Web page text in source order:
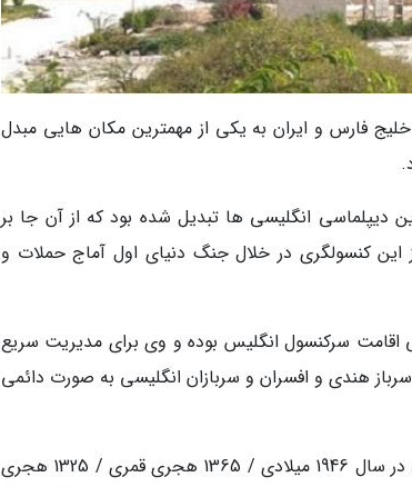
فارس و ایران به یکی از مهمترین مکان هایی مبدل
دیپلماسی انگلیسی ها تبدیل شده بود که از آن جا بر
کنسولگری در خلال جنگ دنیای اول آماج حملات و
سرکنسول انگلیس بوده و وی برای مدیریت سریع
هندی و افسران و سربازان انگلیسی به صورت دائمی
بعد از انتقال دفتر نمایندگی سیاسی انگلیسی به بحرین، این عمارت در سال 1946 میلادی / 1365 هجری قمری / 1325 هجری